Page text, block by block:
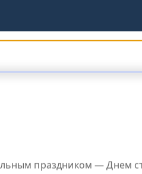
праздником — Днем